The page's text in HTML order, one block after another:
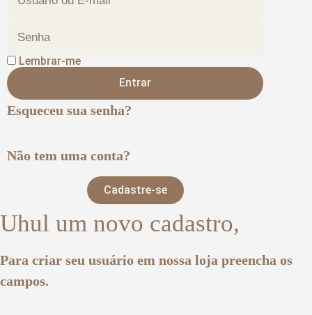
Lembrar-me
Entrar
Esqueceu sua senha?
Não tem uma conta?
Cadastre-se
Uhul um novo cadastro,
Para criar seu usuário em nossa loja preencha os
campos.